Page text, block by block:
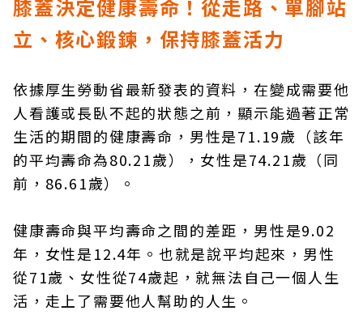
膝蓋決定健康壽命！從走路、單腳站
立、核心鍛鍊，保持膝蓋活力
依據厚生勞動省最新發表的資料，在變成需要他
人看護或長臥不起的狀態之前，顯示能過著正常
生活的期間的健康壽命，男性是71.19歲（該年
的平均壽命為80.21歲），女性是74.21歲（同
前，86.61歲）。
健康壽命與平均壽命之間的差距，男性是9.02
年，女性是12.4年。也就是說平均起來，男性
從71歲、女性從74歲起，就無法自己一個人生
活，走上了需要他人幫助的人生。